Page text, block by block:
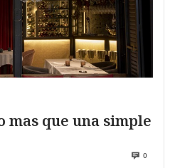
mas que una simple
0